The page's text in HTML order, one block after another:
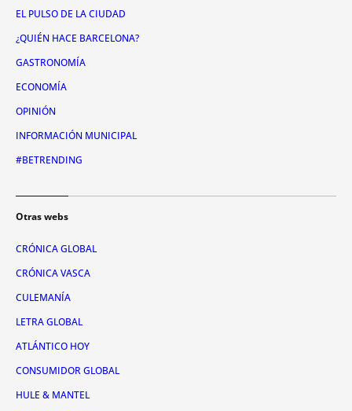
EL PULSO DE LA CIUDAD
¿QUIÉN HACE BARCELONA?
GASTRONOMÍA
ECONOMÍA
OPINIÓN
INFORMACIÓN MUNICIPAL
#BETRENDING
Otras webs
CRÓNICA GLOBAL
CRÓNICA VASCA
CULEMANÍA
LETRA GLOBAL
ATLÁNTICO HOY
CONSUMIDOR GLOBAL
HULE & MANTEL